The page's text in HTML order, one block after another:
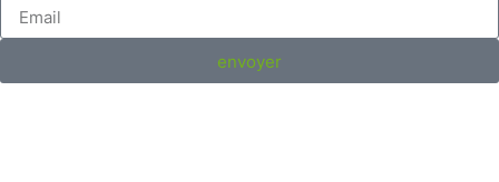
envoyer